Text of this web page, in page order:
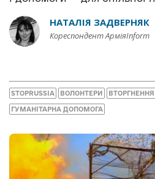
НАТАЛІЯ ЗАДВЕРНЯК
Кореспондент АрміяInform
STOPRUSSIA ВОЛОНТЕРИ
ГУМАНІТАРНА ДОПОМОГА